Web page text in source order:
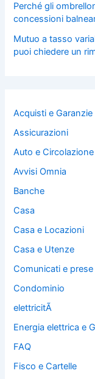
Perché gli
concessioni
Mutuo a tasso
puoi chiedere un
Acquisti e Garanzie
Assicurazioni
Auto e Circolazione
Avvisi Omnia
Banche
Casa
Casa e Locazioni
Casa e Utenze
Comunicati e
Condominio
elettricitÃ
Energia elettrica e
FAQ
Fisco e Cartelle